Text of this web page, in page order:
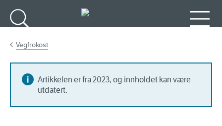
Vegfrokost
Artikkelen er fra 2023, og innholdet kan være
utdatert.